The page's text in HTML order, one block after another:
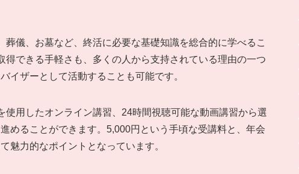
儀、お墓など、終活に必要な基礎知識を総合的に学べるこ
できる手軽さも、多くの人から支持されている理由の一つ
イザーとして活動することも可能です。
用したオンライン講習、24時間視聴可能な動画講習から選
めることができます。5,000円という手頃な受講料と、年会
魅力的なポイントとなっています。